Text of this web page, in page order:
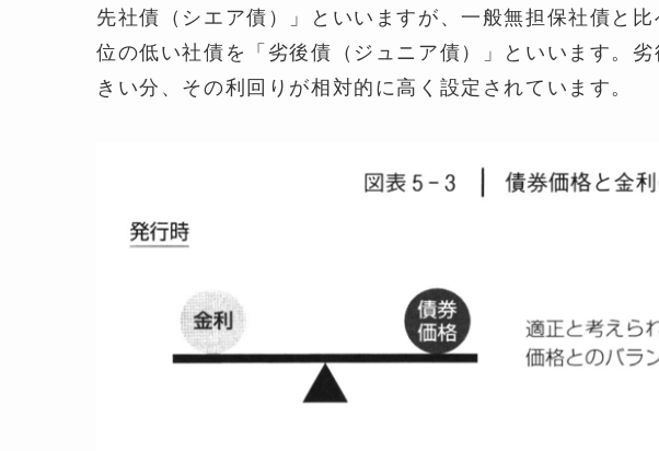
先社債（シエア債）」といいますが、一般無担保社債と
位の低い社債を「劣後債（ジュニア債）」といいます。
きい分、その利回りが相対的に高く設定されています。